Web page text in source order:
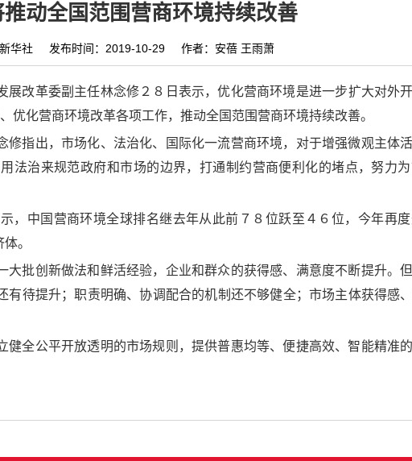
动全国范围营商环境持续改善
华社 发布时间：2019-10-29 作者：安蓓 王雨萧
展改革委副主任林念修２８日表示，优化营商环境是进一步扩大对外
优化营商环境改革各项工作，推动全国范围营商环境持续改善。
指出，市场化、法治化、国际化一流营商环境，对于增强微观主体
法治来规范政府和市场的边界，打通制约营商便利化的堵点，努力
，中国营商环境全球排名继去年从此前７８位跃至４６位，今年再
。
批创新做法和鲜活经验，企业和群众的获得感、满意度不断提升。
待提升；职责明确、协调配合的机制还不够健全；市场主体获得感
全公平开放透明的市场规则，提供普惠均等、便捷高效、智能精准